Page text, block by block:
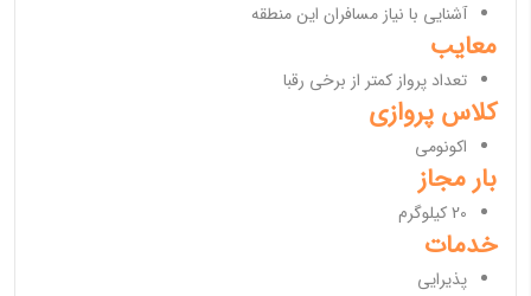
آشنایی با نیاز مسافران این منطقه
معایب
تعداد پرواز کمتر از برخی رقبا
کلاس پروازی
اکونومی
بار مجاز
20 کیلوگرم
خدمات
پذیرایی